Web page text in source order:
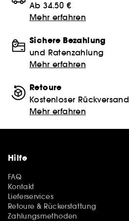
Ab 34.50 €
Mehr erfahren
Sichere Bezahlung
und Ratenzahlung
Mehr erfahren
Retoure
Kostenloser Rückversand
Mehr erfahren
Hilfe
FAQ
Kontakt
Lieferservices
Retoure & Rückerstattung
Zahlungsmethoden